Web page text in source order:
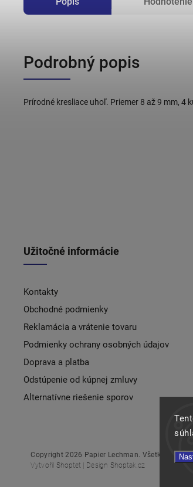
Podrobný popis
Prírodné kresliace uhoľ. Priemer 8 až 9 mm, 4
Užitočné informácie
Kontakty
Obchodné podmienky
Reklamácia a vrátenie tovaru
Podmienky ochrany osobných údajov
Doprava a platba
Odstúpenie od kúpnej zmluvy
Alternatívne riešenie sporov
Copyright 2026 Papier Lechman. Všetky práva
Vytvořil Shoptet | Design Shoptak.cz